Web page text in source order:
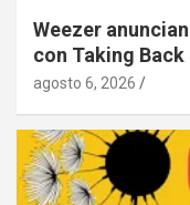
Weezer
con Taking Back
agosto 6, 2026